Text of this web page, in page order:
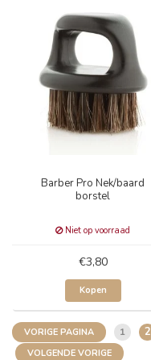
Barber Pro Nek/baard
borstel
Niet op voorraad
€3,80
Kopen
VORIGE PAGINA 1 2
VOLGENDE VORIGE